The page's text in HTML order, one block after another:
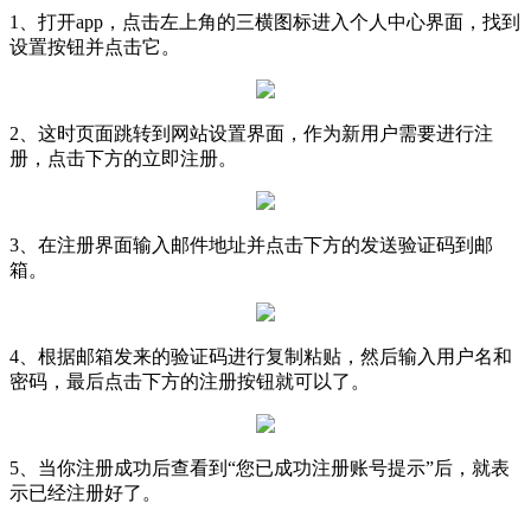
1、打开app，点击左上角的三横图标进入个人中心界面，找到
设置按钮并点击它。
2、这时页面跳转到网站设置界面，作为新用户需要进行注
册，点击下方的立即注册。
3、在注册界面输入邮件地址并点击下方的发送验证码到邮
箱。
4、根据邮箱发来的验证码进行复制粘贴，然后输入用户名和
密码，最后点击下方的注册按钮就可以了。
5、当你注册成功后查看到“您已成功注册账号提示”后，就表
示已经注册好了。